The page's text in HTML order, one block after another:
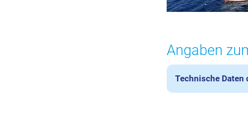
Angaben
Technische Daten